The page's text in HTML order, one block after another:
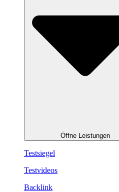
Öffne Leistungen
Testsiegel
Testvideos
Backlink